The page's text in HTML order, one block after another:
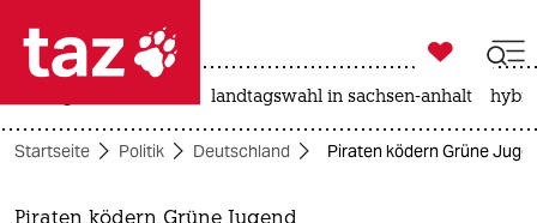
 taz zahl ich
taz zahl ich

taz zahl ich
landtagswahl in sachsen-anhalt
Startseite Politik Deutschland Piraten ködern Grüne